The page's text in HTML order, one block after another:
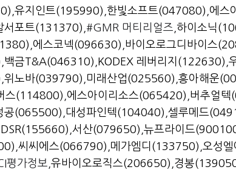
유지인트(195990) 한빛소프트(047080) 에스
서포트(131370) ,#GMR 머티리얼즈, 하이소닉
에스코넥(096630) 바이오로그디바이스
백금T&A(046310) KODEX 레버리지(122630)
위노바(039790) 미래산업(025560) 흥아해운
스(114800) 에스아이리소스(065420) 버추얼
공(065500) 대성파인텍(104040) 셀루메드
DSR(155660) 서산(079650) 뉴프라이드
씨씨에스(066790) 메가엠디(133750) 오성
평가정보, 유바이오로직스(206650) 경봉